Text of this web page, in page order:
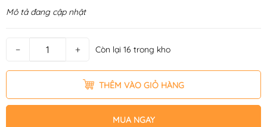
Mô tả đang cập nhật
− + Còn lại 16 trong kho
THÊM VÀO GIỎ HÀNG
MUA NGAY